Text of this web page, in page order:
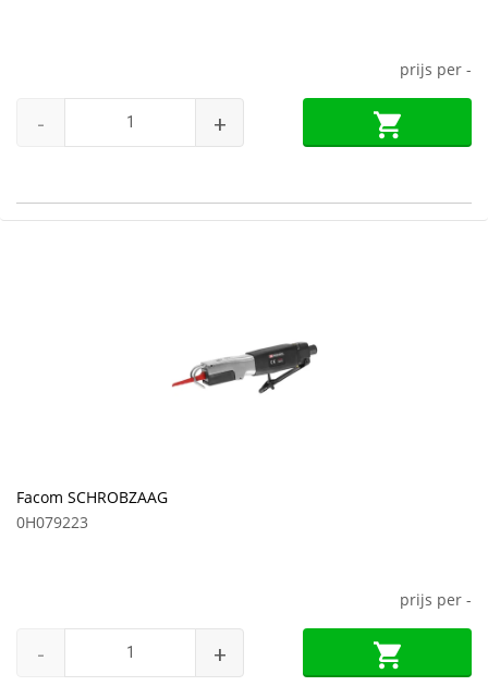
prijs per -
- +
Facom SCHROBZAAG
0H079223
prijs per -
- +